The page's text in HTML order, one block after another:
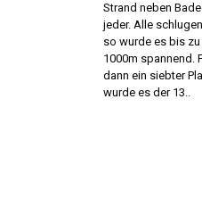
Strand neben
jeder. Alle
so wurde es bis
1000m spannend.
dann ein siebter
wurde es der 13..